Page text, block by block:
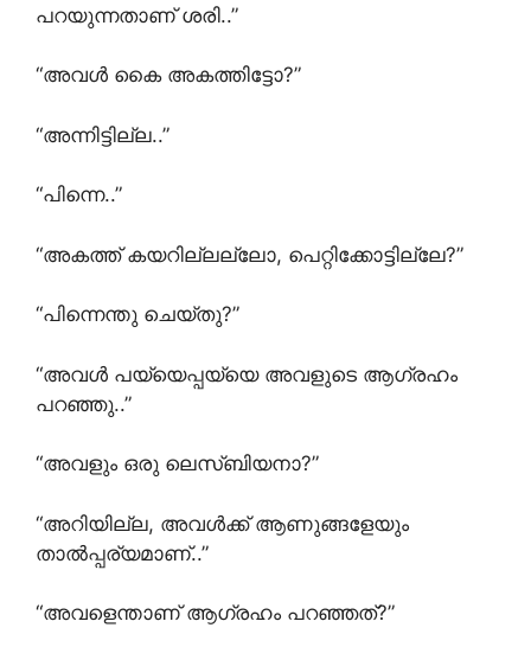
പറയുന്നതാണ് ശരി..”
“അവൾ കൈ അകത്തിട്ടോ?”
“അന്നിട്ടില്ല..”
“പിന്നെ..”
“അകത്ത് കയറില്ലല്ലോ, പെറ്റിക്കോട്ടില്ലേ?”
“പിന്നെന്തു ചെയ്തു?”
“അവൾ പയ്യെപ്പയ്യെ അവളുടെ ആഗ്രഹം
പറഞ്ഞു..”
“അവളും ഒരു ലെസ്ബിയനാ?”
“അറിയില്ല, അവൾക്ക് ആണുങ്ങളേയും
താൽപ്പര്യമാണ്..”
“അവളെന്താണ് ആഗ്രഹം പറഞ്ഞത്?”